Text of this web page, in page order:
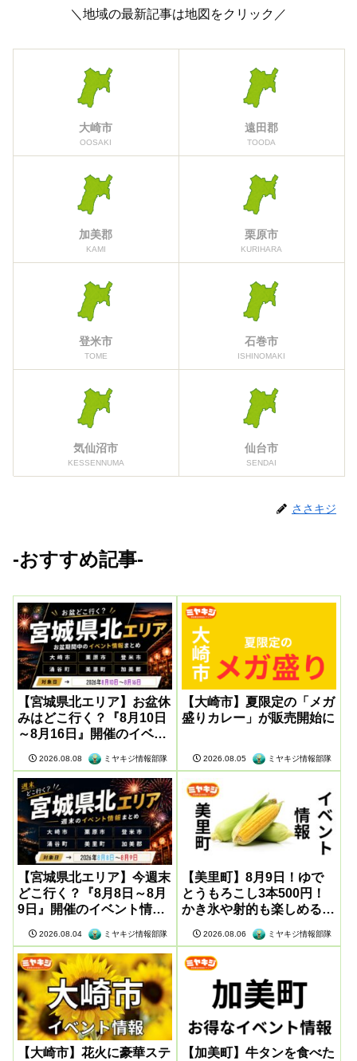
＼地域の最新記事は地図をクリック／
大崎市
OOSAKI
遠田郡
TOODA
加美郡
KAMI
栗原市
KURIHARA
登米市
TOME
石巻市
ISHINOMAKI
気仙沼市
KESSENNUMA
仙台市
SENDAI
ささキジ
-おすすめ記事-
【宮城県北エリア】お盆休
みはどこ行く？『8月10日
～8月16日』開催のイベン
2026.08.08 ミヤキジ情報部隊
【大崎市】夏限定の「メガ
盛りカレー」が販売開始に
2026.08.05 ミヤキジ情報部隊
【宮城県北エリア】今週末
どこ行く？『8月8日～8月
9日』開催のイベント情報
2026.08.04 ミヤキジ情報部隊
【美里町】8月9日！ゆで
とうもろこし3本500円！
かき氷や射的も楽しめる感
2026.08.06 ミヤキジ情報部隊
【大崎市】花火に豪華ステ
【加美町】牛タンを食べた